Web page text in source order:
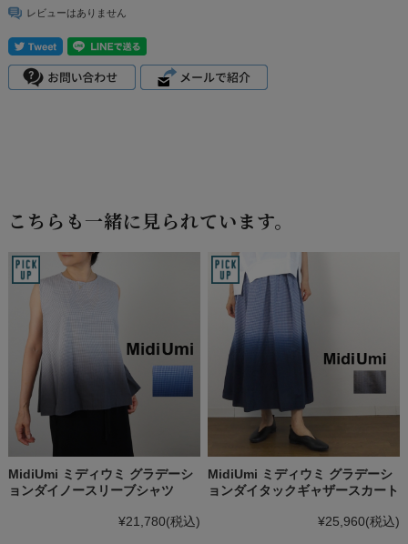
レビューはありません
こちらも一緒に見られています。
MidiUmi ミディウミ グラデーシ
ョンダイノースリーブシャツ
¥21,780(税込)
MidiUmi ミディウミ グラデーシ
ョンダイタックギャザースカート
¥25,960(税込)